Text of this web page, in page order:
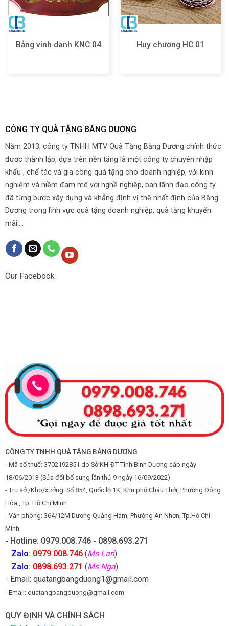
Bảng vinh danh KNC 04 Huy chương HC 01
CÔNG TY QUÀ TẶNG BĂNG DƯƠNG
Năm 2013, công ty TNHH MTV Quà Tặng Băng Dương chính thức
đươc thành lập, dựa trên nền tảng là một công ty chuyên nhập
khẩu , chế tác và gia công quà tặng cho doanh nghiệp, với kinh
nghiệm và niềm đam mê với nghề nghiệp, ban lãnh đạo công ty
đã từng bước xây dựng và khẳng định vị thế nhất định của Băng
Dương trong lĩnh vực quà tặng doanh nghiệp, quà tặng khuyến
mãi....
Our Facebook
CÔNG TY TNHH QUÀ TẶNG BĂNG DƯƠNG
- Mã số thuế: 3702192851 do Sở KH-ĐT Tỉnh Bình Dương cấp ngày
18/06/2013 (Sửa đổi bổ sung lần thứ 9 ngày 16/09/2022)
- Trụ sở /Kho/xưởng: Số 854, Quốc lộ 1K, Khu phố Châu Thới, Phường Đông
Hòa,, Tp. Hồ Chí Minh
- Văn phòng: 364/12M Dương Quảng Hàm, Phường An Nhơn, Tp.Hồ Chí
Minh
- Hotline: 0979.008.746 - 0898.693.271
Zalo: 0979.008.746 (Ms Lan)
Zalo: 0898.693.271 (Ms Nga)
- Email: quatangbangduong1@gmail.com
- Email: quatangbangduong@gmail.com
QUY ĐỊNH VÀ CHÍNH SÁCH